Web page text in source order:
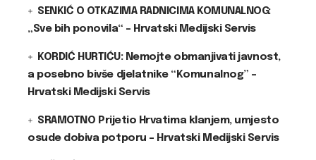
SENKIĆ O OTKAZIMA RADNICIMA KOMUNALNOG:
„Sve bih ponovila“ – Hrvatski Medijski Servis
KORDIĆ HURTIĆU: Nemojte obmanjivati javnost,
a posebno bivše djelatnike “Komunalnog” –
Hrvatski Medijski Servis
SRAMOTNO Prijetio Hrvatima klanjem, umjesto
osude dobiva potporu – Hrvatski Medijski Servis